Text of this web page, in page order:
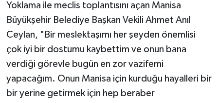
Yoklama ile meclis toplantısını açan Manisa
Büyükşehir Belediye Başkan Vekili Ahmet Anıl
Ceylan, "Bir meslektaşımı her şeyden önemlisi
çok iyi bir dostumu kaybettim ve onun bana
verdiği görevle bugün en zor vazifemi
yapacağım. Onun Manisa için kurduğu hayalleri bir
bir yerine getirmek için hep beraber